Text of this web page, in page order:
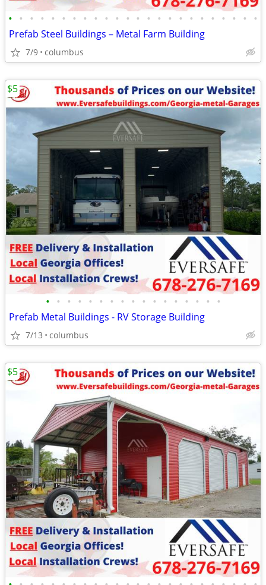
• • • • • • • • • • • • • • • • • • • • • • • •
Prefab Steel Buildings – Metal Farm Building
7/9 columbus
• • • • • • • • • • • • • • • • •
Prefab Metal Buildings - RV Storage Building
7/13 columbus
$5
$5